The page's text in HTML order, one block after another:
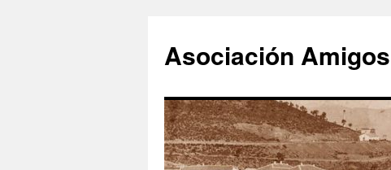
contenido
Asociación